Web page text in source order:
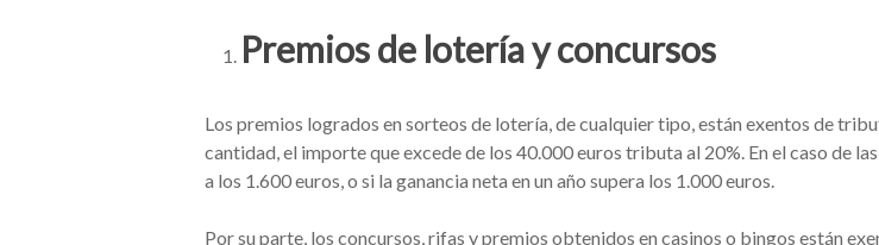
Premios de lotería y concursos
Los premios logrados en sorteos de lotería, de cualquier tipo, están exentos de
cantidad, el importe que excede de los 40.000 euros tributa al 20%. En el caso de
a los 1.600 euros, o si la ganancia neta en un año supera los 1.000 euros.
Por su parte, los concursos, rifas y premios obtenidos en casinos o bingos están